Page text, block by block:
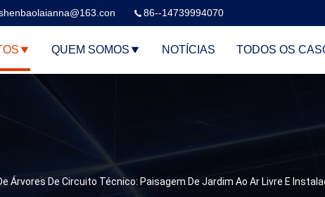
86--14739994070
QUEM SOMOS NOTÍCIAS TODOS OS
Árvores De Circuito Técnico: Paisagem De Jardim Ao Ar Livre E